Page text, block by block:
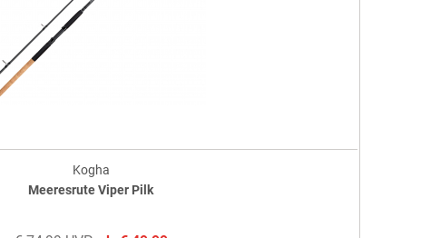
Kogha
Meeresrute Viper Pilk